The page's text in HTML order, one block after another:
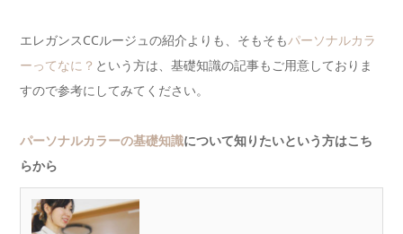
エレガンスCCルージュの紹介よりも、そもそもパーソナルカラ
ーってなに？ という方は、基礎知識の記事もご用意しておりま
すので参考にしてみてください。
パーソナルカラーの基礎知識について知りたいという方はこち
らから